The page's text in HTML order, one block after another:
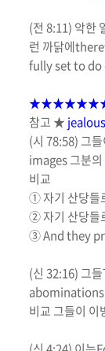
(전 8:11) 악한
런 까닭에
fully set to do
참고 ★
(시 78:58) 그
images그분의
비교
①자기 산당들
②자기 산당들
③And they
(신 32:16) 그들
abominations
비교 그들이 이